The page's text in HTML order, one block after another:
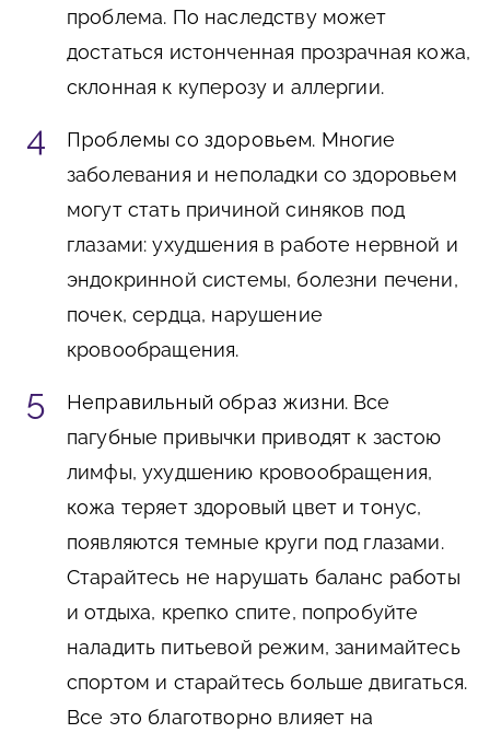
проблема. По наследству может
достаться истонченная прозрачная кожа,
склонная к куперозу и аллергии.
Проблемы со здоровьем. Многие
заболевания и неполадки со здоровьем
могут стать причиной синяков под
глазами: ухудшения в работе нервной и
эндокринной системы, болезни печени,
почек, сердца, нарушение
кровообращения.
Неправильный образ жизни. Все
пагубные привычки приводят к застою
лимфы, ухудшению кровообращения,
кожа теряет здоровый цвет и тонус,
появляются темные круги под глазами.
Старайтесь не нарушать баланс работы
и отдыха, крепко спите, попробуйте
наладить питьевой режим, занимайтесь
спортом и старайтесь больше двигаться.
Все это благотворно влияет на